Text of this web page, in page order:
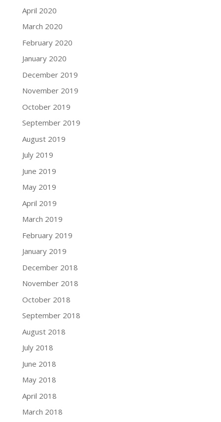
April 2020
March 2020
February 2020
January 2020
December 2019
November 2019
October 2019
September 2019
August 2019
July 2019
June 2019
May 2019
April 2019
March 2019
February 2019
January 2019
December 2018
November 2018
October 2018
September 2018
August 2018
July 2018
June 2018
May 2018
April 2018
March 2018